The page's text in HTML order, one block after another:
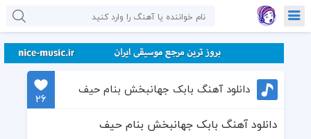
دانلود آهنگ بابک جهانبخش بنام حیف
26
دانلود آهنگ بابک جهانبخش بنام حیف